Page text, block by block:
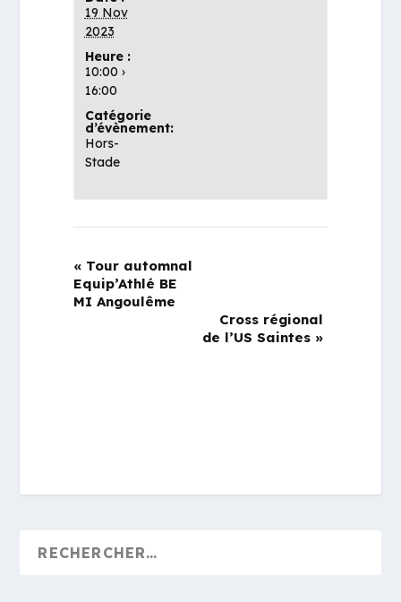
19 Nov
2023
Heure :
10:00 ›
16:00
Catégorie
d’évènement:
Hors-
Stade
« Tour automnal
Equip’Athlé BE
MI Angoulême
Cross régional
de l’US Saintes »